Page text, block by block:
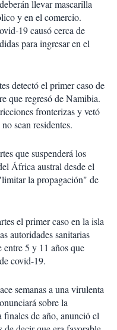
llevar mascarilla
y en el comercio.
19 causó cerca de
para ingresar en el
detectó el primer caso de
que regresó de Namibia.
fronterizas y vetó
sean residentes.
que suspenderá los
África austral desde el
la propagación" de
el primer caso en la isla
autoridades sanitarias
entre 5 y 11 años que
covid-19.
semanas a una virulenta
sobre la
de año, anunció el